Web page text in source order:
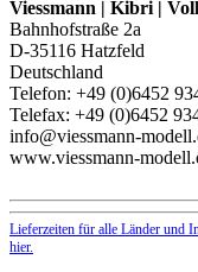
Viessmann | Kibri |
Bahnhofstraße 2a
D-35116 Hatzfeld
Deutschland
Telefon: +49 (0)6452
Telefax: +49 (0)6452
info@viessmann-
www.viessmann-
Lieferzeiten für alle Länder und
hier.